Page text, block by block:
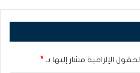
الحقول الإلزامية مشار إليها بـ *